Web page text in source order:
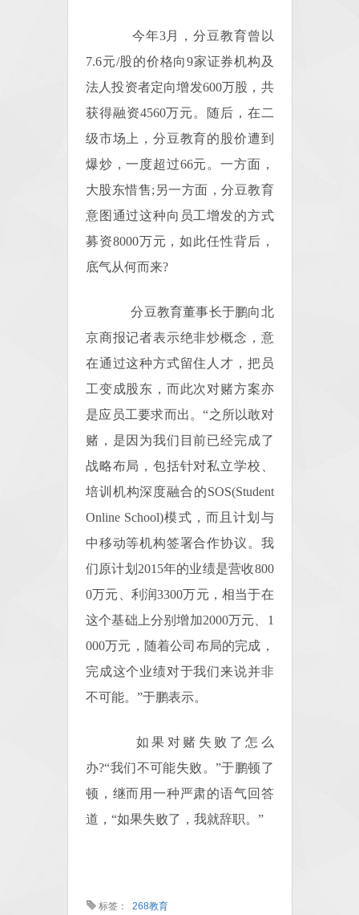
今年3月，分豆教育曾以
7.6元/股的价格向9家证券机构及
法人投资者定向增发600万股，共
获得融资4560万元。随后，在二
级市场上，分豆教育的股价遭到
爆炒，一度超过66元。一方面，
大股东惜售;另一方面，分豆教育
意图通过这种向员工增发的方式
募资8000万元，如此任性背后，
底气从何而来?
分豆教育董事长于鹏向北
京商报记者表示绝非炒概念，意
在通过这种方式留住人才，把员
工变成股东，而此次对赌方案亦
是应员工要求而出。“之所以敢对
赌，是因为我们目前已经完成了
战略布局，包括针对私立学校、
培训机构深度融合的SOS(Student
Online School)模式，而且计划与
中移动等机构签署合作协议。我
们原计划2015年的业绩是营收800
0万元、利润3300万元，相当于在
这个基础上分别增加2000万元、1
000万元，随着公司布局的完成，
完成这个业绩对于我们来说并非
不可能。”于鹏表示。
如果对赌失败了怎么
办?“我们不可能失败。”于鹏顿了
顿，继而用一种严肃的语气回答
道，“如果失败了，我就辞职。”
标签： 268教育